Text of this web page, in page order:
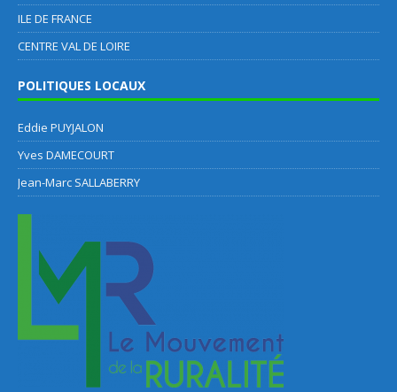
ILE DE FRANCE
CENTRE VAL DE LOIRE
POLITIQUES LOCAUX
Eddie PUYJALON
Yves DAMECOURT
Jean-Marc SALLABERRY